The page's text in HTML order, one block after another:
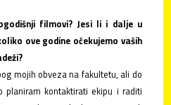
filmovi? Jesi li i dalje u
ove godine očekujemo vaših
mojih obveza na fakultetu, ali do
planiram kontaktirati ekipu i raditi